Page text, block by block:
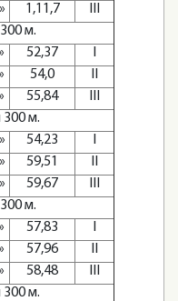
1,11,7
м.
52,37
54,0
55,84
300 м.
54,23
59,51
59,67
м.
57,83
57,96
58,48
300 м.